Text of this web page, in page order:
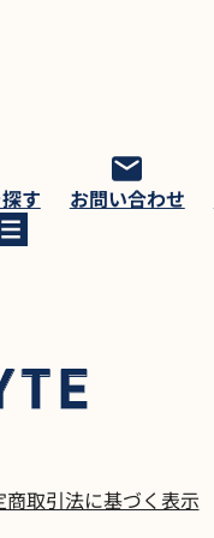
す お問い合わせ
商取引法に基づく表示